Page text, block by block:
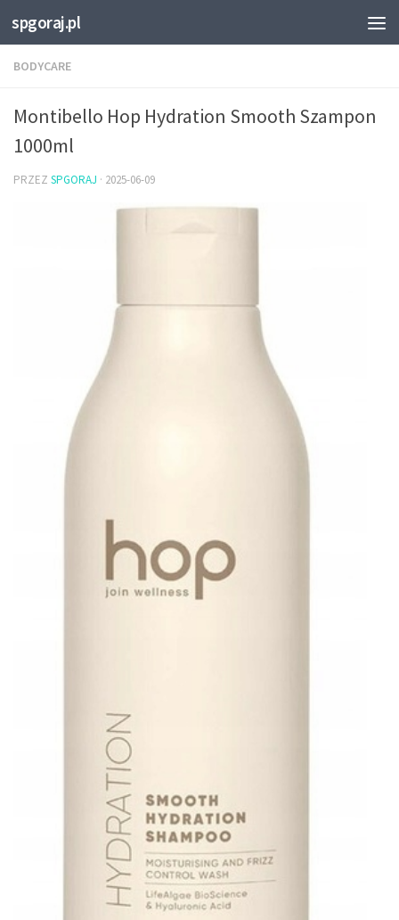
Przejdź do treści
spgoraj.pl
BODYCARE
Montibello Hop Hydration Smooth Szampon
1000ml
PRZEZ SPGORAJ · 2025-06-09